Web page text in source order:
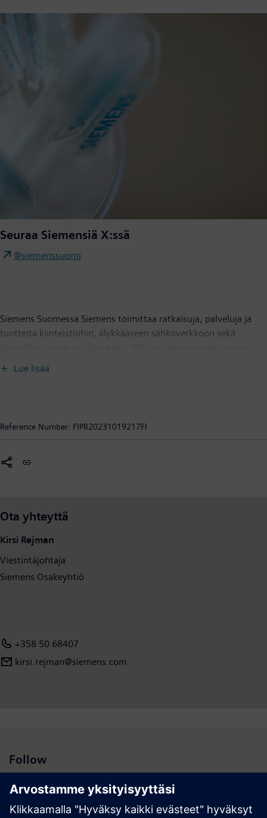
Seuraa Siemensiä X:ssä
@siemenssuomi
Siemens Suomessa Siemens toimittaa ratkaisuja, palveluja ja
tuotteita kiinteistöihin, älykkääseen sähköverkkoon sekä
perustuu sähköistykseen, automaatioon ja digitalisaatioon.
Suomessa ja Baltiassa on noin 190 miljoonaa euroa ja
Lue lisää
Reference Number: FIPR20231019217FI
Ota yhteyttä
Kirsi Rejman
Viestintäjohtaja
Siemens Osakeyhtiö
+358 50 68407
kirsi.rejman@siemens.com
Follow